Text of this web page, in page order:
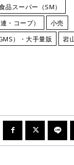
品スーパー（SM）
・コープ）
小売
）・大手量販 岩